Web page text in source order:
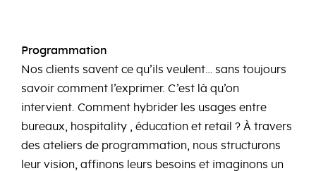
Programmation
Nos clients savent ce qu’ils veulent… sans toujours
savoir comment l’exprimer. C’est là qu’on
intervient. Comment hybrider les usages entre
bureaux, hospitality , éducation et retail ? À travers
des ateliers de programmation, nous structurons
leur vision, affinons leurs besoins et imaginons un